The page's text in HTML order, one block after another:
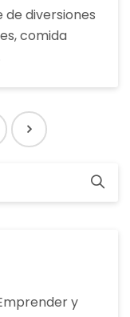
diversiones
comida
y